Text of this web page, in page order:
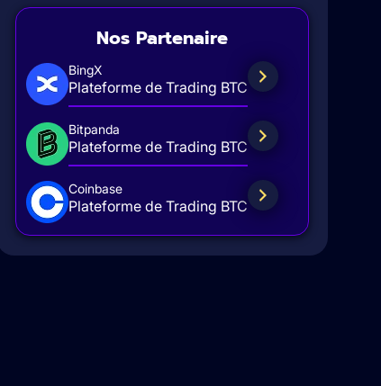
Nos Partenaire
BingX
Plateforme de Trading BTC
Bitpanda
Plateforme de Trading BTC
Coinbase
Plateforme de Trading BTC